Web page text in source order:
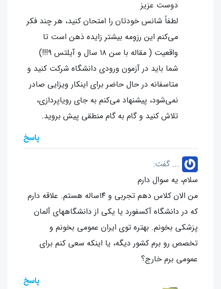
دوست عزیز
لطفاً شانس خودتان را امتحان کنید، هر چند فکر
می‌کنم این رزومه بیشتر زایده ذهن است تا
واقعیت ( مقاله با سن ۱۸ سال و آیلتس ۹!!!)
شما باید در آزمون ورودی دانشگاه شرکت کنید و
متاسفانه در حال حاضر برای اینکار ویزایی صادر
نمی‌شود، پیشنهاد می‌کنم به جای رویاپردازی،
تلاش کنید و گام به گام منطقی پیش بروید.
پاسخ
... گفت:
سلام، یه سوال دارم
من الان کلاس دهم تجربی و ۱۴ساله هستم. علاقه دارم
که در دانشگاه آکسفورد یا یکی از دانشگاههای آلمان
پزشکی بخونم. بهتره توی ایران عمومی بخونم و
تخصص رو برم کشور دیگه، یا اینکه سعی کنم برای
عمومی برم خارج؟
پاسخ